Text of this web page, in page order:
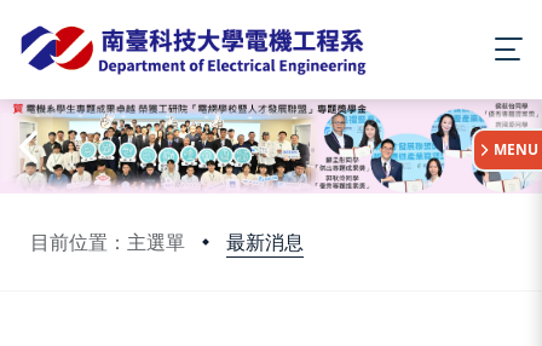
目前位置：主選單 最新消息
:::
MENU